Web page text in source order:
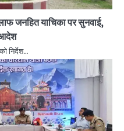
जनहित याचिका पर सुनवाई,
आदेश
निर्देश…